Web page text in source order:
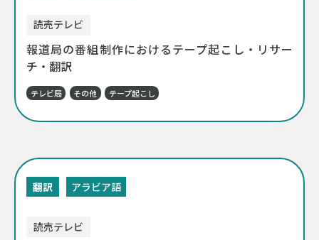
読売テレビ
報道局の番組制作におけるテープ起こし・リサー
チ・翻訳
テレビ局 その他 テープ起こし
翻訳 アラビア語
読売テレビ